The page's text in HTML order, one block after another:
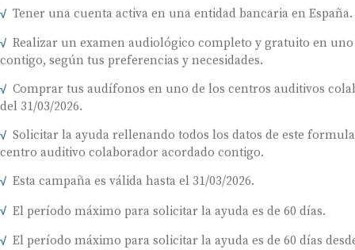
Tener una cuenta activa en una entidad bancaria en España.
Realizar un examen audiológico completo y gratuito en
contigo, según tus preferencias y necesidades.
Comprar tus audífonos en uno de los centros auditivos
del 31/03/2026.
Solicitar la ayuda rellenando todos los datos de este
centro auditivo colaborador acordado contigo.
Esta campaña es válida hasta el 31/03/2026.
El período máximo para solicitar la ayuda es de 60 días.
El período máximo para solicitar la ayuda es de 60 días